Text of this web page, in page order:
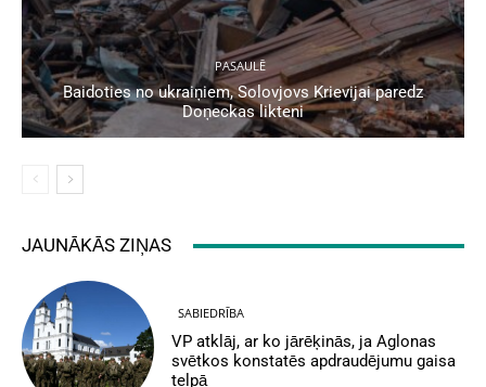
PASAULĒ
Baidoties no ukraiņiem, Solovjovs Krievijai paredz
Doņeckas likteni
JAUNĀKĀS ZIŅAS
SABIEDRĪBA
VP atklāj, ar ko jārēķinās, ja Aglonas
svētkos konstatēs apdraudējumu gaisa
telpā